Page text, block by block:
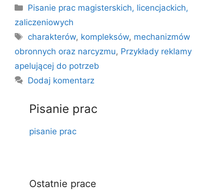
Kategorie
Pisanie prac magisterskich, licencjackich,
zaliczeniowych
Tagi
charakterów, kompleksów, mechanizmów
obronnych oraz narcyzmu, Przykłady reklamy
apelującej do potrzeb
Dodaj komentarz
Pisanie prac
pisanie prac
Ostatnie prace